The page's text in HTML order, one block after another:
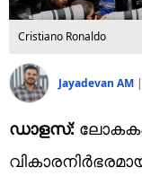
Cristiano Ronaldo
Jayadevan AM |
ഡാളസ്: